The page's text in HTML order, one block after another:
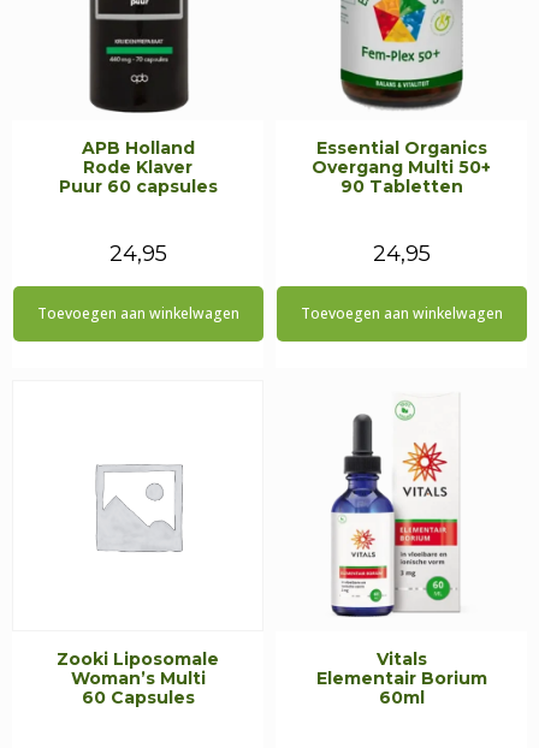
APB Holland
Rode Klaver
Puur 60 capsules
24,95
Toevoegen aan winkelwagen
Essential Organics
Overgang Multi 50+
90 Tabletten
24,95
Toevoegen aan winkelwagen
Zooki Liposomale
Woman’s Multi
60 Capsules
Vitals
Elementair Borium
60ml